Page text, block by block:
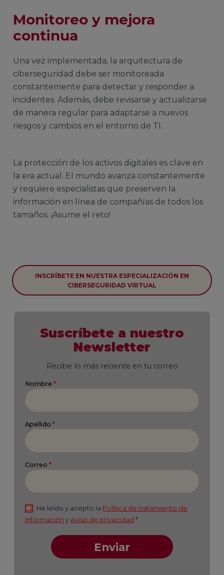
Monitoreo y mejora
continua
Una vez implementada, la arquitectura de
ciberseguridad debe ser monitoreada
constantemente para detectar y responder a
incidentes. Además, debe revisarse y actualizarse
de manera regular para adaptarse a nuevos
riesgos y cambios en el entorno de TI.
La protección de los activos digitales es clave en
la era actual. El mundo avanza constantemente
y requiere especialistas que preserven la
información en línea de compañías de todos los
tamaños. ¡Asume el reto!
INSCRÍBETE EN NUESTRA ESPECIALIZACIÓN EN
CIBERSEGURIDAD VIRTUAL